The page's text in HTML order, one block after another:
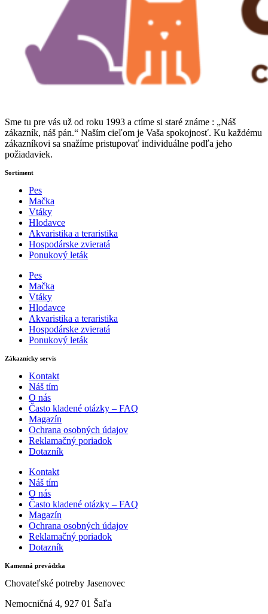
Sme tu pre vás už od roku 1993 a ctíme si staré známe : „Náš
zákazník, náš pán.“ Naším cieľom je Vaša spokojnosť. Ku každému
zákazníkovi sa snažíme pristupovať individuálne podľa jeho
požiadaviek.
Sortiment
Pes
Mačka
Vtáky
Hlodavce
Akvaristika a teraristika
Hospodárske zvieratá
Ponukový leták
Pes
Mačka
Vtáky
Hlodavce
Akvaristika a teraristika
Hospodárske zvieratá
Ponukový leták
Zákaznícky servis
Kontakt
Náš tím
O nás
Často kladené otázky – FAQ
Magazín
Ochrana osobných údajov
Reklamačný poriadok
Dotazník
Kontakt
Náš tím
O nás
Často kladené otázky – FAQ
Magazín
Ochrana osobných údajov
Reklamačný poriadok
Dotazník
Kamenná prevádzka
Chovateľské potreby Jasenovec
Nemocničná 4, 927 01 Šaľa